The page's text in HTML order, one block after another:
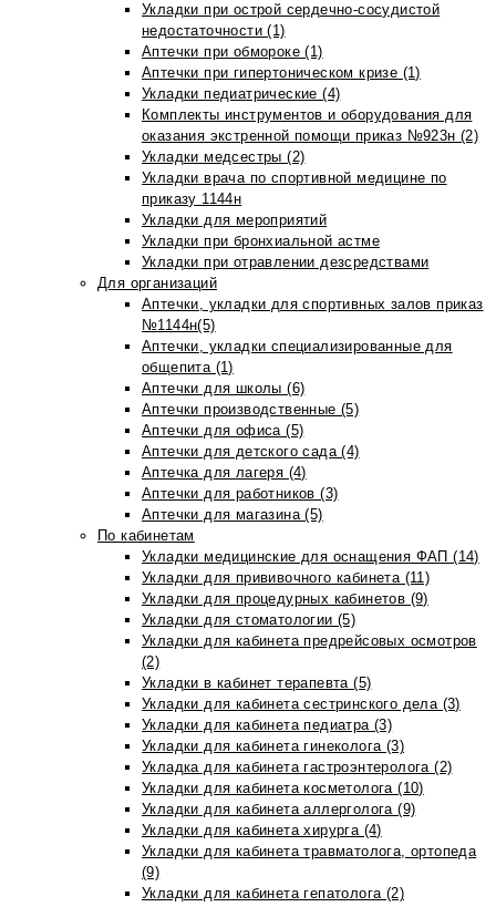
Укладки при острой сердечно-сосудистой
недостаточности (1)
Аптечки при обмороке (1)
Аптечки при гипертоническом кризе (1)
Укладки педиатрические (4)
Комплекты инструментов и оборудования для
оказания экстренной помощи приказ №923н (2)
Укладки медсестры (2)
Укладки врача по спортивной медицине по
приказу 1144н
Укладки для мероприятий
Укладки при бронхиальной астме
Укладки при отравлении дезсредствами
Для организаций
Аптечки, укладки для спортивных залов приказ
№1144н(5)
Аптечки, укладки специализированные для
общепита (1)
Аптечки для школы (6)
Аптечки производственные (5)
Аптечки для офиса (5)
Аптечки для детского сада (4)
Аптечка для лагеря (4)
Аптечки для работников (3)
Аптечки для магазина (5)
По кабинетам
Укладки медицинские для оснащения ФАП (14)
Укладки для прививочного кабинета (11)
Укладки для процедурных кабинетов (9)
Укладки для стоматологии (5)
Укладки для кабинета предрейсовых осмотров
(2)
Укладки в кабинет терапевта (5)
Укладки для кабинета сестринского дела (3)
Укладки для кабинета педиатра (3)
Укладки для кабинета гинеколога (3)
Укладка для кабинета гастроэнтеролога (2)
Укладки для кабинета косметолога (10)
Укладки для кабинета аллерголога (9)
Укладки для кабинета хирурга (4)
Укладки для кабинета травматолога, ортопеда
(9)
Укладки для кабинета гепатолога (2)